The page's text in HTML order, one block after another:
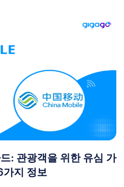
: 관광객을 위한 유심 가
가지 정보